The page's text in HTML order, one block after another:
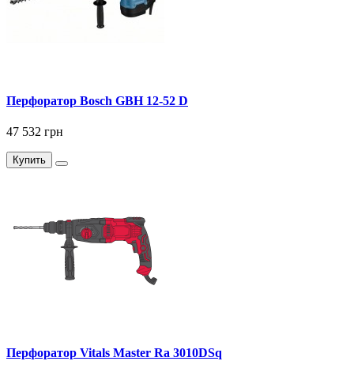
Перфоратор Bosch GBH 12-52 D
47 532 грн
Купить
Перфоратор Vitals Master Ra 3010DSq